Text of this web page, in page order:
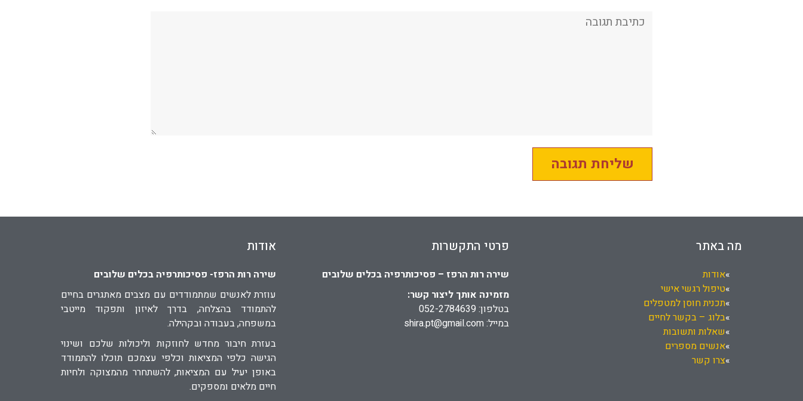
תגובה:
מה באתר
אודות
טיפול רגשי אישי
תכנית חוסן למטפלים
בלוג – בקשר לחיים
שאלות ותשובות
אנשים מספרים
צרו קשר
פרטי התקשרות
שירה רות הרפז – פסיכותרפיה בכלים שלובים
מזמינה אותך ליצור קשר:
בטלפון: 052-2784639
במייל: shira.pt@gmail.com
אודות
שירה רות הרפז- פסיכותרפיה בכלים שלובים
עוזרת לאנשים שמתמודדים עם מצבים מאתגרים בחיים
להתמודד בהצלחה, בדרך לאיזון ותפקוד מייטבי
במשפחה, בעבודה ובקהילה.
בעזרת חיבור מחדש לחוזקות וליכולות שלכם ושינוי
הגישה כלפי המציאות וכלפי עצמכם תוכלו להתמודד
באופן יעיל עם המציאות, להשתחרר מהמצוקה ולחיות
חיים מלאים ומספקים.